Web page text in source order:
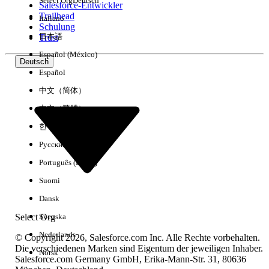
Erfahrung
Keine Ergebnisse
Salesforce-Entwickler
Trailhead
Schulung
Trust
Deutsch
Select Org
Italiano
日本語
Español (México)
Español
中文（简体）
中文（繁體）
한국어
Русский
Português (Brasil)
Suomi
Dansk
Svenska
Nederlands
Norsk
© Copyright 2026, Salesforce.com Inc. Alle Rechte vorbehalten.
Die verschiedenen Marken sind Eigentum der jeweiligen Inhaber.
Salesforce.com Germany GmbH, Erika-Mann-Str. 31, 80636